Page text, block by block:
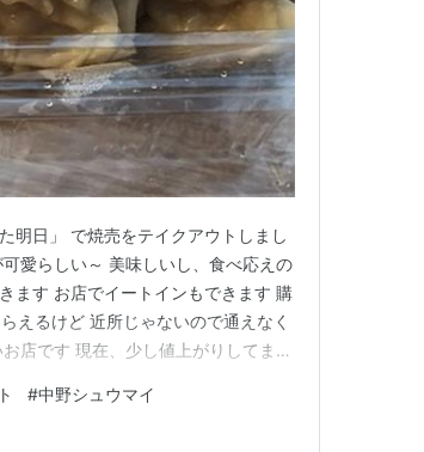
明日」 で焼売をテイクアウトしまし
愛らしい～ 美味しいし、食べ応えの
ます お店でイートインもできます 購
えるけど 近所じゃないので通えなく
店です 現在、少し値上がりしてます
中野区中野5丁目5268-6 地下 1階
#中野シュウマイ